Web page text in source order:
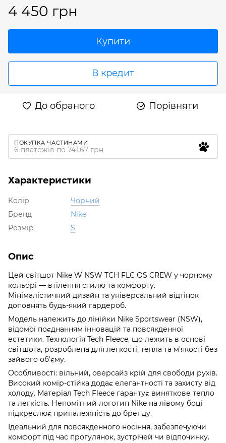
4 450 грн
Купити
В кредит
До обраного Порівняти
ПОКУПКА ЧАСТИНАМИ
6 платежів по 741.67 грн
Характеристики
Колір
Чорний
Бренд
Nike
Розмір
S
Опис
Цей світшот Nike W NSW TCH FLC OS CREW у чорному
кольорі — втілення стилю та комфорту.
Мінімалістичний дизайн та універсальний відтінок
доповнять будь-який гардероб.
Модель належить до лінійки Nike Sportswear (NSW),
відомої поєднанням інновацій та повсякденної
естетики. Технологія Tech Fleece, що лежить в основі
світшота, розроблена для легкості, тепла та м'якості без
зайвого об'єму.
Особливості: вільний, оверсайз крій для свободи рухів.
Високий комір-стійка додає елегантності та захисту від
холоду. Матеріал Tech Fleece гарантує виняткове тепло
та легкість. Непомітний логотип Nike на лівому боці
підкреслює приналежність до бренду.
Ідеальний для повсякденного носіння, забезпечуючи
комфорт під час прогулянок, зустрічей чи відпочинку.